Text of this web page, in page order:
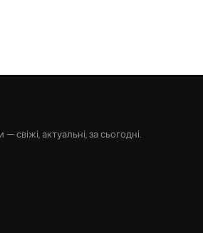
свіжі, актуальні, за сьогодні.